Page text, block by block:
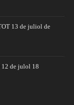
13 de juliol de
12 de julol 18